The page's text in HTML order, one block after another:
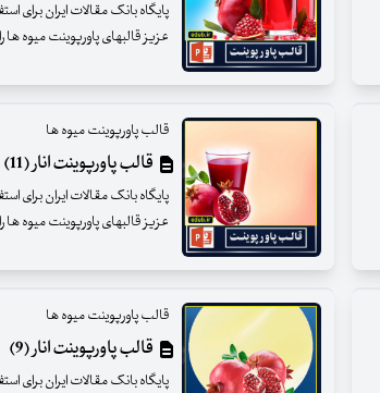
پایگاه بانک مقالات ایران برای
عزیز قالبهای پاورپوینت میوه ها
قالب پاورپوینت میوه ها
قالب پاورپوینت انار (11)
پایگاه بانک مقالات ایران برای
عزیز قالبهای پاورپوینت میوه ها
قالب پاورپوینت میوه ها
قالب پاورپوینت انار (9)
پایگاه بانک مقالات ایران برای